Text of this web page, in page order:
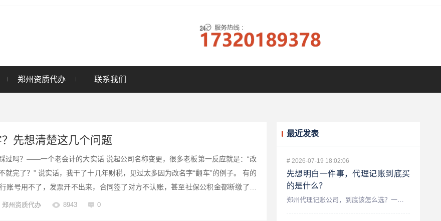
郑州资质代办 联系我们
先想清楚这几个问题
过吗？——一个老会计的大实话 说起公司名称变更，很多老板第一反应就是：“改
就完了？” 说实话，我干了十几年财税，见过太多因为改名字“翻车”的例子。 有的
账号用不了，发票开不出来，合同签了对方不认账，甚至社保公积金都断缴了。
价钱找专业人士擦屁股。 今天我就以郑州本地的情况为...
郑州资质代办 8943 0
最近发表
# 2026-07-19 18:02:06
先想明白一件事，代理记账到底买
的是什么？